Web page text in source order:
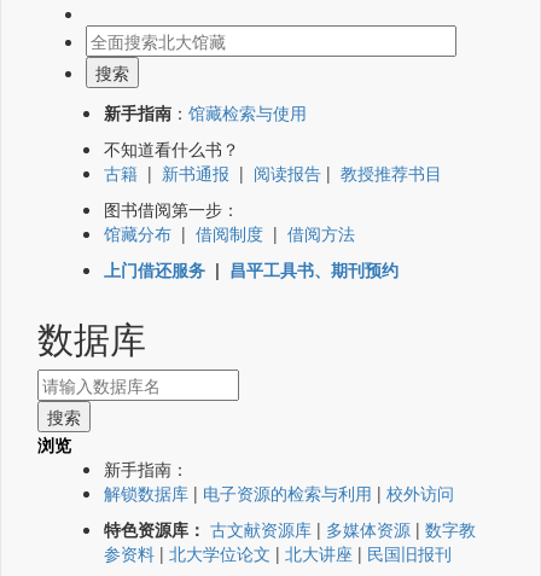
新手指南 ： 馆藏检索与使用
不知道看什么书？
古籍 | 新书通报 | 阅读报告 | 教授推荐书目
图书借阅第一步：
馆藏分布 | 借阅制度 | 借阅方法
上门借还服务 | 昌平工具书、期刊预约
数据库
浏览
新手指南：
解锁数据库 | 电子资源的检索与利用 | 校外访问
特色资源库： 古文献资源库 | 多媒体资源 | 数字教
参资料 | 北大学位论文 | 北大讲座 | 民国旧报刊